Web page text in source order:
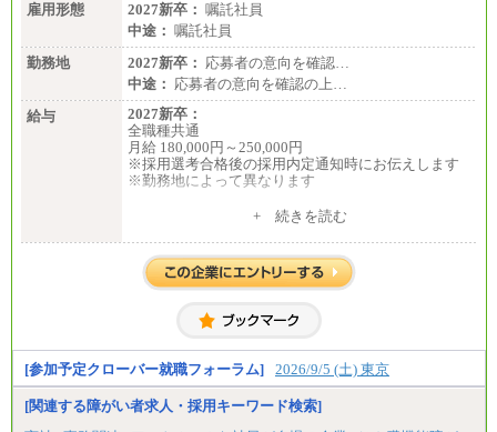
雇用形態
2027新卒： 嘱託社員
中途： 嘱託社員
勤務地
2027新卒： 応募者の意向を確認…
中途： 応募者の意向を確認の上…
給与
2027新卒：
全職種共通
月給 180,000円～250,000円
※採用選考合格後の採用内定通知時にお伝えします
※勤務地によって異なります
月給 200,000円～250,000円
入社時の処遇は経験・能力を考慮の上、当社規程に
より決定します。
お伝えします。
+ 続きを読む
[参加予定クローバー就職フォーラム] 2026/9/5 (土) 東京
[関連する障がい者求人・採用キーワード検索]